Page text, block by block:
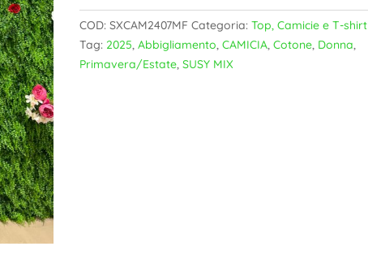
COD:SXCAM2407MF Categoria:Top, Camicie e T-shirt
Tag: 2025,Abbigliamento,CAMICIA,Cotone, Donna,
Primavera/Estate,SUSY MIX